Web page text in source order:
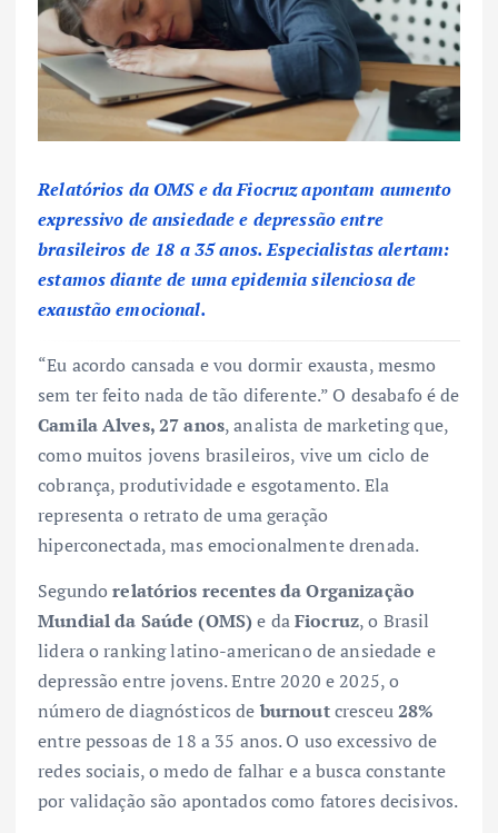
Relatórios da OMS e da Fiocruz apontam aumento
expressivo de ansiedade e depressão entre
brasileiros de 18 a 35 anos. Especialistas alertam:
estamos diante de uma epidemia silenciosa de
exaustão emocional.
“Eu acordo cansada e vou dormir exausta, mesmo
sem ter feito nada de tão diferente.” O desabafo é de
Camila Alves, 27 anos, analista de marketing que,
como muitos jovens brasileiros, vive um ciclo de
cobrança, produtividade e esgotamento. Ela
representa o retrato de uma geração
hiperconectada, mas emocionalmente drenada.
Segundorelatórios recentes da Organização
Mundial da Saúde (OMS)e daFiocruz, o Brasil
lidera o ranking latino-americano de ansiedade e
depressão entre jovens. Entre 2020 e 2025, o
número de diagnósticos de burnoutcresceu28%
entre pessoas de 18 a 35 anos. O uso excessivo de
redes sociais, o medo de falhar e a busca constante
por validação são apontados como fatores decisivos.